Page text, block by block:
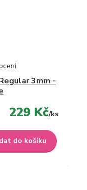
3mm -
229 Kč/ks
do košíku